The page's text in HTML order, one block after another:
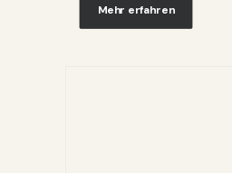
Mehr erfahren